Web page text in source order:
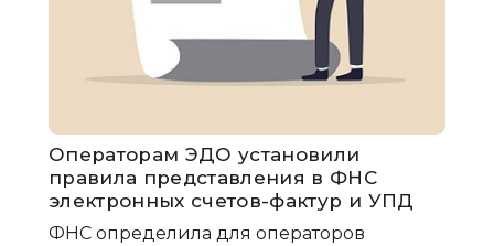
Операторам ЭДО установили
правила представления в ФНС
электронных счетов-фактур и УПД
ФНС определила для операторов